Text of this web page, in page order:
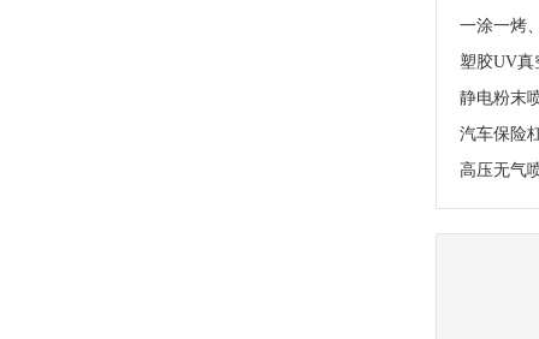
塑胶UV真
静电粉末
高压无气